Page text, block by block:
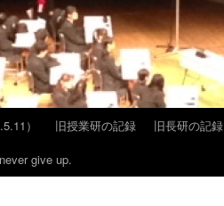
） 旧授業研の記録
旧長研の記録
give up.